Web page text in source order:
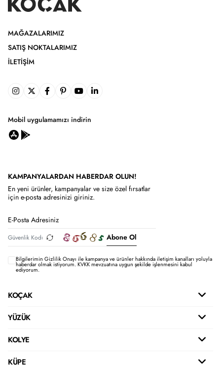
MAĞAZALARIMIZ
SATIŞ NOKTALARIMIZ
İLETIŞIM
Mobil uygulamamızı indirin
KAMPANYALARDAN HABERDAR OLUN!
En yeni ürünler, kampanyalar ve size özel fırsatlar
için e-posta adresinizi giriniz.
Abone Ol
Bilgilerimin Gizlilik Onayı ile kampanya ve ürünler hakkında iletişim kanalları yoluyla
haberdar olmak istiyorum.KVKK mevzuatına uygun şekilde işlenmesini kabul
ediyorum.
KOÇAK
YÜZÜK
KOLYE
KÜPE